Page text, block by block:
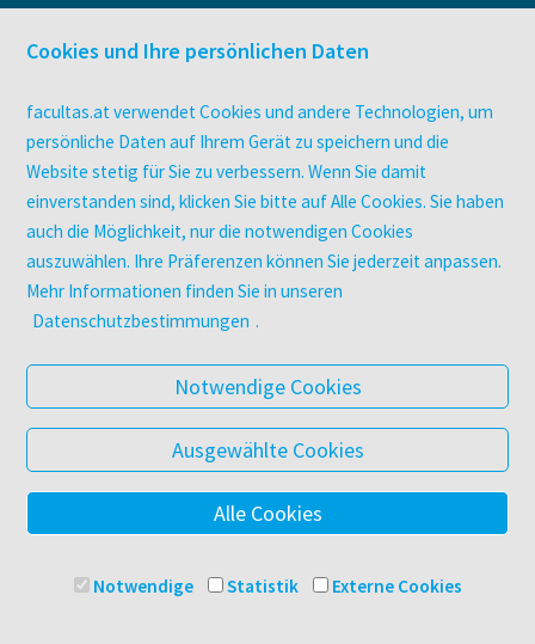
Druckerei facultas druckt.
Zeitschriften
Digitale Angebote
UNTERNEHMEN
Über facultas
facultas Kooperationen
Arbeiten bei facultas
Datenschutz & Cookies
AGB
Barrierefreiheit
© 2025 Facultas Verlags- und Buchhandels AG
Cookies und Ihre persönlichen Daten
facultas.at verwendet Cookies und andere Technologien, um
persönliche Daten auf Ihrem Gerät zu speichern und die
Website stetig für Sie zu verbessern. Wenn Sie damit
einverstanden sind, klicken Sie bitte auf Alle Cookies. Sie haben
auch die Möglichkeit, nur die notwendigen Cookies
auszuwählen. Ihre Präferenzen können Sie jederzeit anpassen.
Mehr Informationen finden Sie in unseren
Datenschutzbestimmungen .
Notwendige Cookies
Ausgewählte Cookies
Alle Cookies
Notwendige Statistik Externe Cookies